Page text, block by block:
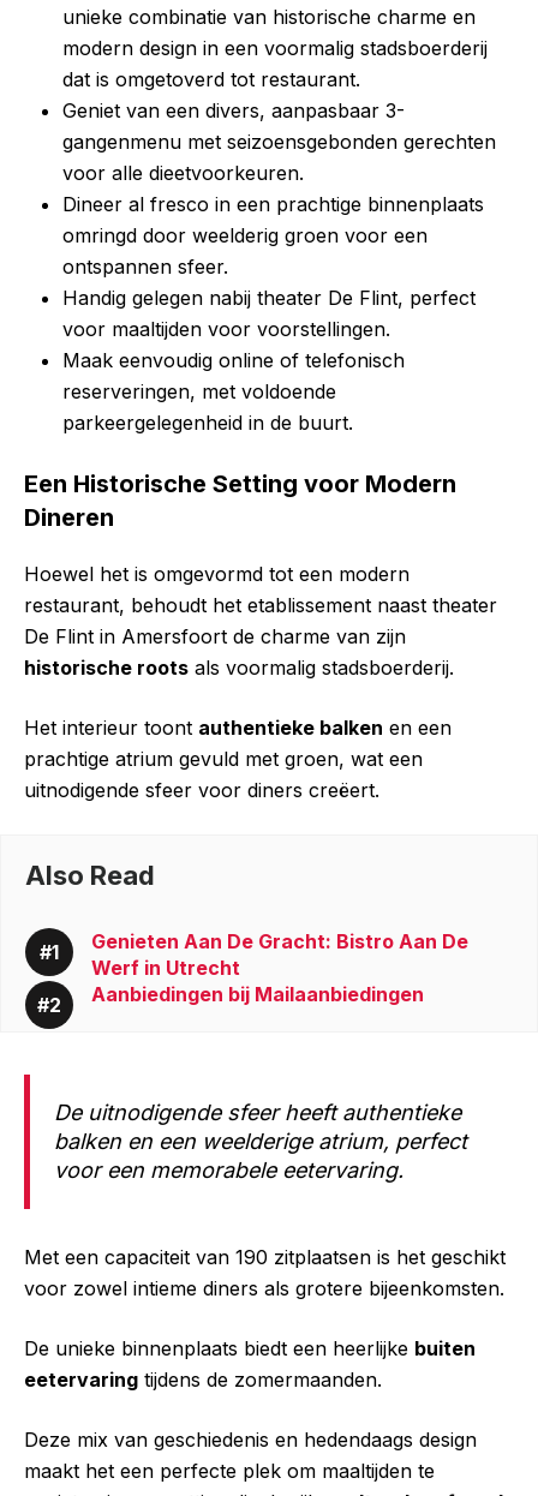
unieke combinatie van historische charme en
modern design in een voormalig stadsboerderij
dat is omgetoverd tot restaurant.
Geniet van een divers, aanpasbaar 3-
gangenmenu met seizoensgebonden gerechten
voor alle dieetvoorkeuren.
Dineer al fresco in een prachtige binnenplaats
omringd door weelderig groen voor een
ontspannen sfeer.
Handig gelegen nabij theater De Flint, perfect
voor maaltijden voor voorstellingen.
Maak eenvoudig online of telefonisch
reserveringen, met voldoende
parkeergelegenheid in de buurt.
Een Historische Setting voor Modern
Dineren
Hoewel het is omgevormd tot een modern
restaurant, behoudt het etablissement naast theater
De Flint in Amersfoort de charme van zijn
historische roots als voormalig stadsboerderij.
Het interieur toont authentieke balken en een
prachtige atrium gevuld met groen, wat een
uitnodigende sfeer voor diners creëert.
Also Read
Genieten Aan De Gracht: Bistro Aan De
Werf in Utrecht
Aanbiedingen bij Mailaanbiedingen
De uitnodigende sfeer heeft authentieke
balken en een weelderige atrium, perfect
voor een memorabele eetervaring.
Met een capaciteit van 190 zitplaatsen is het geschikt
voor zowel intieme diners als grotere bijeenkomsten.
De unieke binnenplaats biedt een heerlijke buiten
eetervaring tijdens de zomermaanden.
Deze mix van geschiedenis en hedendaags design
maakt het een perfecte plek om maaltijden te